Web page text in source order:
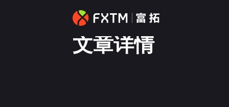
文章详情